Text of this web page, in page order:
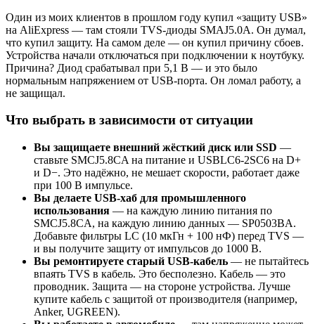
Один из моих клиентов в прошлом году купил «защиту USB»
на AliExpress — там стояли TVS-диоды SMAJ5.0A. Он думал,
что купил защиту. На самом деле — он купил причину сбоев.
Устройства начали отключаться при подключении к ноутбуку.
Причина? Диод срабатывал при 5,1 В — и это было
нормальным напряжением от USB-порта. Он ломал работу, а
не защищал.
Что выбрать в зависимости от ситуации
Вы защищаете внешний жёсткий диск или SSD —
ставьте SMCJ5.8CA на питание и USBLC6-2SC6 на D+
и D−. Это надёжно, не мешает скорости, работает даже
при 100 В импульсе.
Вы делаете USB-хаб для промышленного
использования — на каждую линию питания по
SMCJ5.8CA, на каждую линию данных — SP0503BA.
Добавьте фильтры LC (10 мкГн + 100 нФ) перед TVS —
и вы получите защиту от импульсов до 1000 В.
Вы ремонтируете старый USB-кабель — не пытайтесь
впаять TVS в кабель. Это бесполезно. Кабель — это
проводник. Защита — на стороне устройства. Лучше
купите кабель с защитой от производителя (например,
Anker, UGREEN).